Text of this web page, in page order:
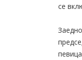
се